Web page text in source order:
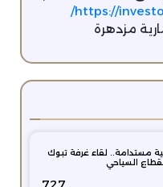
https://
مزدهرة
مستدامة.. لقاء غرفة تبوك
السياحي